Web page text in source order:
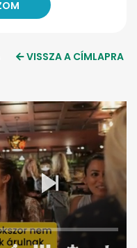
VISSZA A CÍMLAPRA